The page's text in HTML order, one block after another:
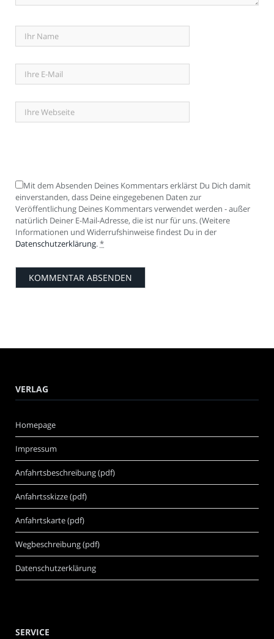
Mit dem Absenden Deines Kommentars erklärst Du Dich damit
einverstanden, dass Deine eingegebenen Daten zur
Veröffentlichung Deines Kommentars verwendet werden - außer
natürlich Deiner E-Mail-Adresse, die ist nur für uns. (Weitere
Informationen und Widerrufshinweise findest Du in der
Datenschutzerklärung.*
VERLAG
Homepage
Impressum
Anfahrtsbeschreibung (pdf)
Anfahrtsskizze (pdf)
Anfahrtskarte (pdf)
Wegbeschreibung (pdf)
Datenschutzerklärung
SERVICE